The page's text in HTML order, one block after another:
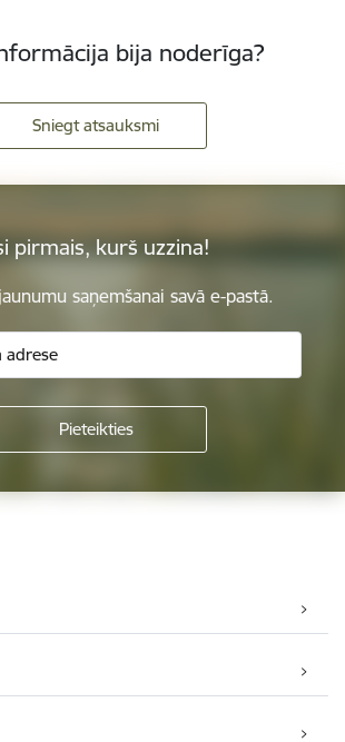
bija noderīga?
Sniegt atsauksmi
pirmais, kurš uzzina!
saņemšanai savā e-pastā.